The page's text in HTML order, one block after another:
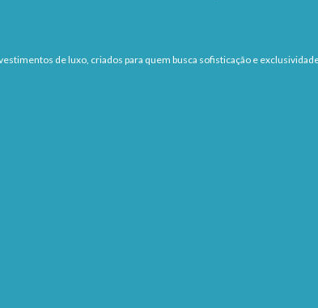
de luxo, criados para quem busca sofisticação e